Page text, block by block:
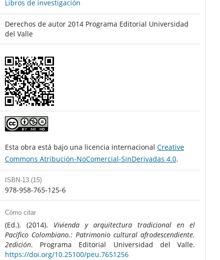
Libros de investigación
Derechos de autor 2014 Programa Editorial Universidad
del Valle
Esta obra está bajo una licencia internacional Creative
Commons Atribución-NoComercial-SinDerivadas 4.0.
ISBN-13 (15)
978-958-765-125-6
Cómo citar
(Ed.). (2014). Vivienda y arquitectura tradicional en el
Pacífico Colombiano.: Patrimonio cultural afrodescendiente.
2edición. Programa Editorial Universidad del Valle.
https://doi.org/10.25100/peu.7651256